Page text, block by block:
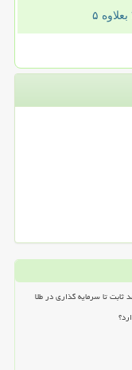
تا سرمایه گذاری در طلا